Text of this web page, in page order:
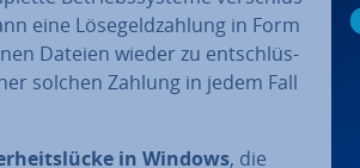
eine Lö­se­geld­zah­lung in Form
Dateien wieder zu ent­schlüs­
solchen Zahlung in jedem Fall
in Windows, die